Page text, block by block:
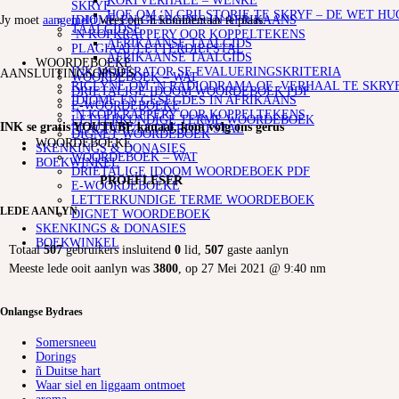
SKRYF
IDIOME EN GESEGDES IN AFRIKAANS
‘N KOPKRAPPERY OOR KOPPELTEKENS
PLAGIAAT/LETTERDIEFSTAL
WOORDEBOEKE
WOORDEBOEK – WAT
DRIETALIGE IDOOM WOORDEBOEK PDF
E-WOORDEBOEKE
LETTERKUNDIGE TERME WOORDEBOEK
DIGNET WOORDEBOEK
SKENKINGS & DONASIES
BOEKWINKEL
HOE OM ‘N GRILSTORIE TE SKRYF – DE WET
TAALGIDSE
AFRIKAANSE TAALGIDS
AFRIKAANSE TAALGIDS
INK MODERATOR SE EVALUERINGSKRITERIA
RIGLYNE OM ‘N RADIODRAMA OF -VERHAAL TE
IDIOME EN GESEGDES IN AFRIKAANS
‘N KOPKRAPPERY OOR KOPPELTEKENS
PLAGIAAT/LETTERDIEFSTAL
WOORDEBOEKE
WOORDEBOEK – WAT
DRIETALIGE IDOOM WOORDEBOEK PDF
E-WOORDEBOEKE
LETTERKUNDIGE TERME WOORDEBOEK
DIGNET WOORDEBOEK
SKENKINGS & DONASIES
BOEKWINKEL
Jy moet aangemeldwees om 'n kommentaar te plaas.
AANSLUITINGSOPSIES
INK se gratis YOUTUBE kanaal, kom volg ons gerus
PROEFLESER
LEDE AANLYN
Totaal507gebruikers insluitend 0 lid, 507 gaste aanlyn
Meeste lede ooit aanlyn was 3800, op 27 Mei 2021 @ 9:40 nm
Onlangse Bydraes
Somersneeu
Dorings
ñ Duitse hart
Waar siel en liggaam ontmoet